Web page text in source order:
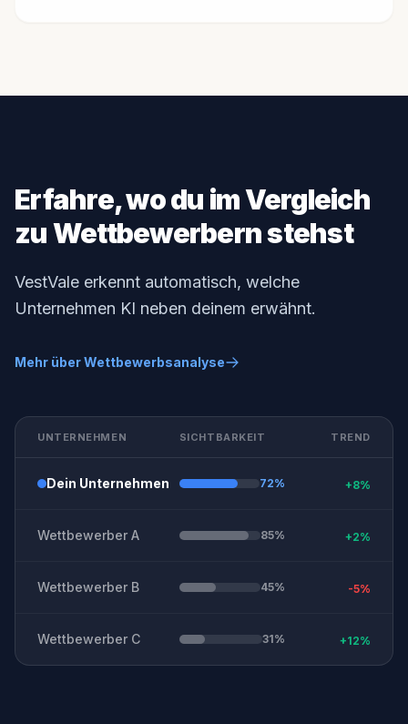
UNTERNEHMEN SICHTBARKEIT TREND
Dein Unternehmen 72% +8%
Wettbewerber A 85% +2%
Wettbewerber B 45% -5%
Wettbewerber C 31% +12%
Erfahre, wo du im Vergleich
zu Wettbewerbern stehst
VestVale erkennt automatisch, welche
Unternehmen KI neben deinem erwähnt.
Mehr über Wettbewerbsanalyse